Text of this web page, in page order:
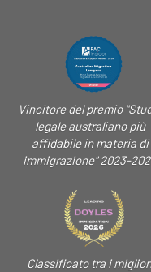
Vincitore del premio
legale australiano più
affidabile in materia di
immigrazione" 2023-
Classificato tra i